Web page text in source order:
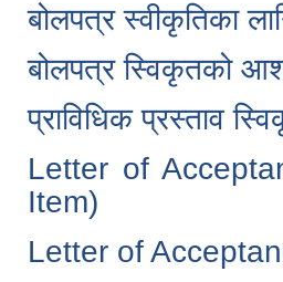
बोलपत्र स्वीकृतिका
बोलपत्र स्विकृतको
प्राविधिक प्रस्ताव
Letter of
Item)
Letter of